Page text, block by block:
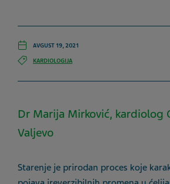
AVGUST 19, 2021
KARDIOLOGIJA
Dr Marija Mirković, kardiolog
Valjevo
Starenje je prirodan proces koje